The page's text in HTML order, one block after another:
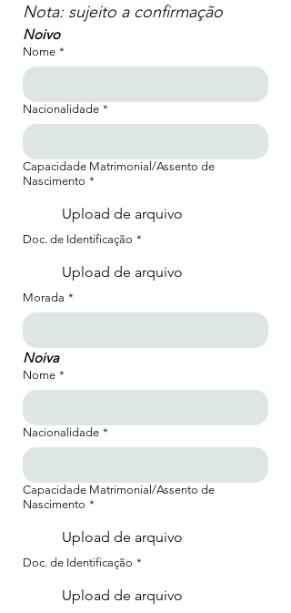
Nota: sujeito a confirmação
Noivo
Nome *
Nacionalidade *
Capacidade Matrimonial/Assento de
Nascimento *
Upload de arquivo
Doc. de Identificação *
Upload de arquivo
Morada *
Noiva
Nome *
Nacionalidade *
Capacidade Matrimonial/Assento de
Nascimento *
Upload de arquivo
Doc. de Identificação *
Upload de arquivo